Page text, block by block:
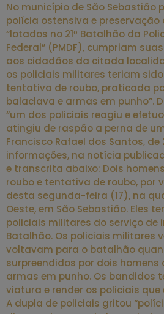
No município de São Sebastião
polícia ostensiva e preservação
“lotados no 21º Batalhão da
Federal” (PMDF), cumpriam
aos cidadãos da citada
os policiais militares teriam
tentativa de roubo, praticada
balaclava e armas em punho”.
“um dos policiais reagiu e
atingiu de raspão a perna de
Francisco Rafael dos Santos, de
informações, na notícia
e transcrita abaixo: Dois
roubo e tentativa de roubo, por
desta segunda-feira (17), na
Oeste, em São Sebastião. Eles
policiais militares do serviço de
Batalhão. Os policiais militares
voltavam para o batalhão
surpreendidos por dois
armas em punho. Os bandidos
viatura e render os policiais
A dupla de policiais gritou